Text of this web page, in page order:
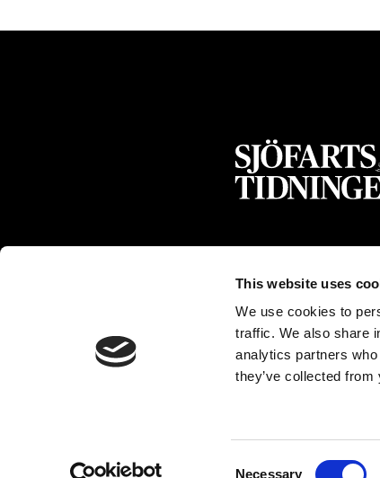
This website uses
We use cookies to
traffic. We also share
analytics partners
they’ve collected
Necessary